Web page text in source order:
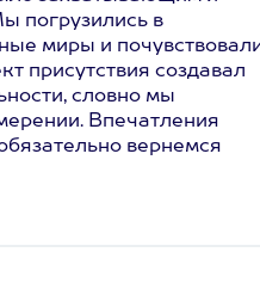
погрузились в
миры и
присутствия создавал
словно мы
Впечатления
вернемся